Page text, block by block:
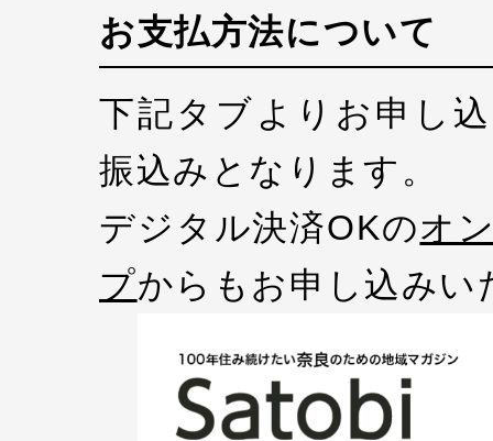
お支払方法について
下記タブよりお申し
振込みとなります。
デジタル決済OKのオ
プからもお申し込みい